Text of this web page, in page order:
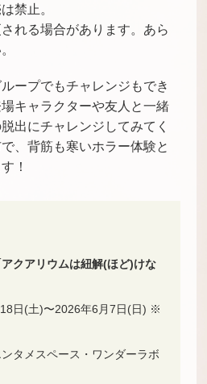
禁止。
れる場合があります。あら
ープでもチャレンジもでき
キャラクターや友人と一緒
出にチャレンジしてみてく
、背筋も寒いホラー体験と
！
クアリウムは紐解(ほど)けな
日(土)〜2026年6月7日(日) ※
タメスペース・ワンダーラボ